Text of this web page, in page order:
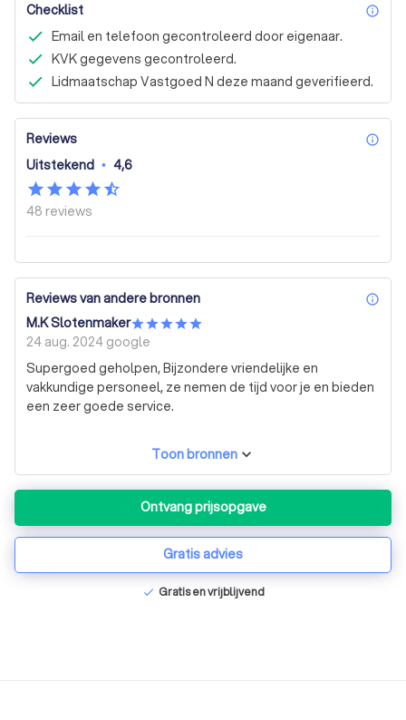
Checklist
Email en telefoon gecontroleerd door eigenaar.
KVK gegevens gecontroleerd.
Lidmaatschap Vastgoed N deze maand geverifieerd.
Reviews
Uitstekend • 4,6
48 reviews
Reviews van andere bronnen
M.K Slotenmaker
24 aug. 2024 google
Supergoed geholpen, Bijzondere vriendelijke en
vakkundige personeel, ze nemen de tijd voor je en bieden
een zeer goede service.
Toon bronnen
Ontvang prijsopgave
Gratis advies
check Gratis en vrijblijvend